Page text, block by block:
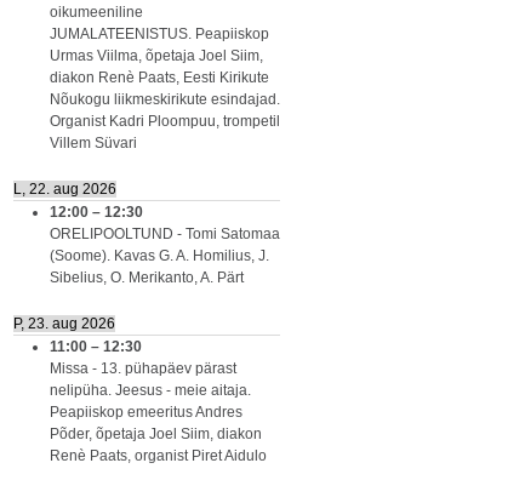
oikumeeniline
JUMALATEENISTUS. Peapiiskop
Urmas Viilma, õpetaja Joel Siim,
diakon Renè Paats, Eesti Kirikute
Nõukogu liikmeskirikute esindajad.
Organist Kadri Ploompuu, trompetil
Villem Süvari
L, 22. aug 2026
12:00 – 12:30
ORELIPOOLTUND - Tomi Satomaa
(Soome). Kavas G. A. Homilius, J.
Sibelius, O. Merikanto, A. Pärt
P, 23. aug 2026
11:00 – 12:30
Missa - 13. pühapäev pärast
nelipüha. Jeesus - meie aitaja.
Peapiiskop emeeritus Andres
Põder, õpetaja Joel Siim, diakon
Renè Paats, organist Piret Aidulo